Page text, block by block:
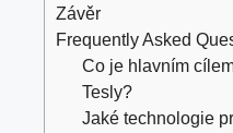
Závěr
Frequently Asked
Co je hlavním
Tesly?
Jaké technologie